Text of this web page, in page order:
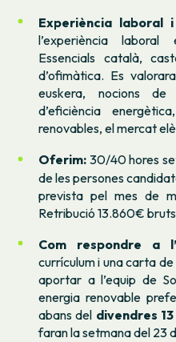
Experiència laboral
l’experiència laboral
Essencials català,
d’ofimàtica. Es
euskera, nocions de
d’eficiència
renovables, el mercat
Oferim: 30/40 hores
de les persones
prevista pel mes de
Retribució 13.860€
Com respondre a
currículum i una carta
aportar a l’equip de
energia renovable
abans del divendres
faran la setmana del 23